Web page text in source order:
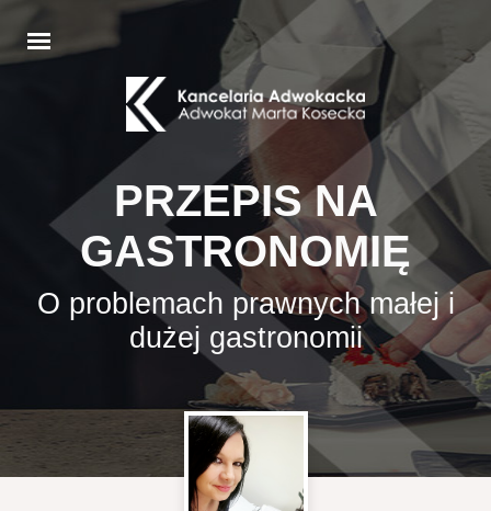
PRZEPIS NA
GASTRONOMIĘ
O problemach prawnych małej i
dużej gastronomii